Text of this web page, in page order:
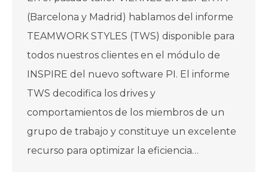
(Barcelona y Madrid) hablamos del informe
TEAMWORK STYLES (TWS) disponible para
todos nuestros clientes en el módulo de
INSPIRE del nuevo software PI. El informe
TWS decodifica los drives y
comportamientos de los miembros de un
grupo de trabajo y constituye un excelente
recurso para optimizar la eficiencia…